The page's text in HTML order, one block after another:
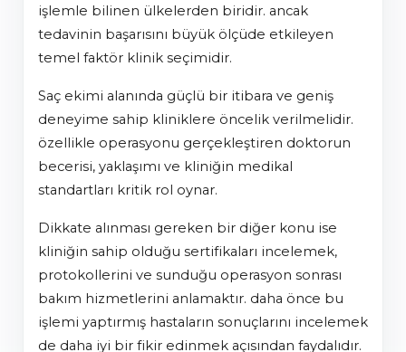
işlemle bilinen ülkelerden biridir. ancak
tedavinin başarısını büyük ölçüde etkileyen
temel faktör klinik seçimidir.
saç ekimi alanında güçlü bir itibara ve geniş
deneyime sahip kliniklere öncelik verilmelidir.
özellikle operasyonu gerçekleştiren doktorun
becerisi, yaklaşımı ve kliniğin medikal
standartları kritik rol oynar.
dikkate alınması gereken bir diğer konu ise
kliniğin sahip olduğu sertifikaları incelemek,
protokollerini ve sunduğu operasyon sonrası
bakım hizmetlerini anlamaktır. daha önce bu
işlemi yaptırmış hastaların sonuçlarını incelemek
de daha iyi bir fikir edinmek açısından faydalıdır.